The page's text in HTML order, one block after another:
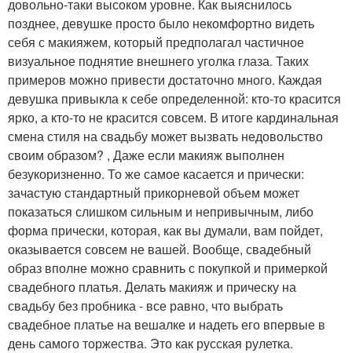
довольно-таки высоком уровне. Как выяснилось
позднее, девушке просто было некомфортно видеть
себя с макияжем, который предполагал частичное
визуальное поднятие внешнего уголка глаза. Таких
примеров можно привести достаточно много. Каждая
девушка привыкла к себе определенной: кто-то красится
ярко, а кто-то не красится совсем. В итоге кардинальная
смена стиля на свадьбу может вызвать недовольство
своим образом? , Даже если макияж выполнен
безукоризненно. То же самое касается и прически:
зачастую стандартный прикорневой объем может
показаться слишком сильным и непривычным, либо
форма прически, которая, как вы думали, вам пойдет,
оказывается совсем не вашей. Вообще, свадебный
образ вполне можно сравнить с покупкой и примеркой
свадебного платья. Делать макияж и прическу на
свадьбу без пробника - все равно, что выбрать
свадебное платье на вешалке и надеть его впервые в
день самого торжества. Это как русская рулетка.